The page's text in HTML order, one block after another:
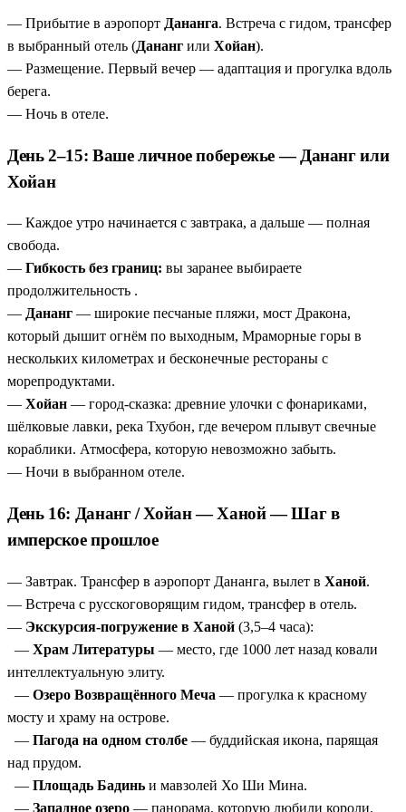
наследия ЮНЕСКО): ночь на корабле 4* с обедом и ужином-
барбекю, мастер-классом по приготовлению спринг-роллов,
экскурсией в сталактитовую пещеру, утренним Тай-Чи,
ловлей кальмаров. По возвращении в Ханой — прогулка на
рикшах по Старому кварталу 36 ремесленников и
обеды и ужины по программе, трансферы, экскурсии, перелёт
Дананг – Ханой, проживание в отеле на побережье (на
Идеальный выбор для тех, кто хочет и долго отдыхать на
море, и увезти из Вьетнама яркие культурные впечатления.
фонариков на реке Тхубон.
Ночь в заливе Халонг на традиционном корабле 4*
ужин-барбекю, мастер-класс спринг-роллов, утренний
Тай-Чи и ловля кальмаров.
Ханой — живой музей под открытым небом
Возвращённого Меча и 36 ремесленных улочек на
рикше.
Ханой включён. Никаких ночных поездов и
многодневных переездов.
— Прибытие в аэропорт Дананга. Встреча с гидом, трансфер
в выбранный отель (Дананг или Хойан).
— Размещение. Первый вечер — адаптация и прогулка вдоль
берега.
— Ночь в отеле.
День 2–15: Ваше личное побережье — Дананг или
Хойан
— Каждое утро начинается с завтрака, а дальше — полная
свобода.
— Гибкость без границ: вы заранее выбираете
продолжительность .
— Дананг — широкие песчаные пляжи, мост Дракона,
который дышит огнём по выходным, Мраморные горы в
нескольких километрах и бесконечные рестораны с
морепродуктами.
— Хойан — город-сказка: древние улочки с фонариками,
шёлковые лавки, река Тхубон, где вечером плывут свечные
кораблики. Атмосфера, которую невозможно забыть.
— Ночи в выбранном отеле.
День 16: Дананг / Хойан — Ханой — Шаг в
имперское прошлое
— Завтрак. Трансфер в аэропорт Дананга, вылет в Ханой.
— Встреча с русскоговорящим гидом, трансфер в отель.
— Экскурсия-погружение в Ханой (3,5–4 часа):
— Храм Литературы — место, где 1000 лет назад ковали
интеллектуальную элиту.
— Озеро Возвращённого Меча — прогулка к красному
мосту и храму на острове.
— Пагода на одном столбе — буддийская икона, парящая
над прудом.
— Площадь Бадинь и мавзолей Хо Ши Мина.
— Западное озеро — панорама, которую любили короли.